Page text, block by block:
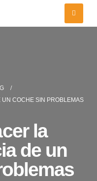
COCHE SIN PROBLEMAS
la
de un